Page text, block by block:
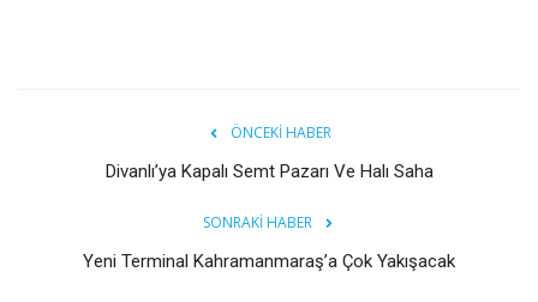
ÖNCEKI HABER
Divanlı’ya Kapalı Semt Pazarı Ve Halı Saha
SONRAKI HABER
Yeni Terminal Kahramanmaraş’a Çok Yakışacak